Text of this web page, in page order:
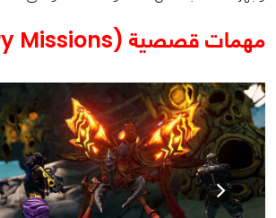
مهمات قصصية (Story Missions).